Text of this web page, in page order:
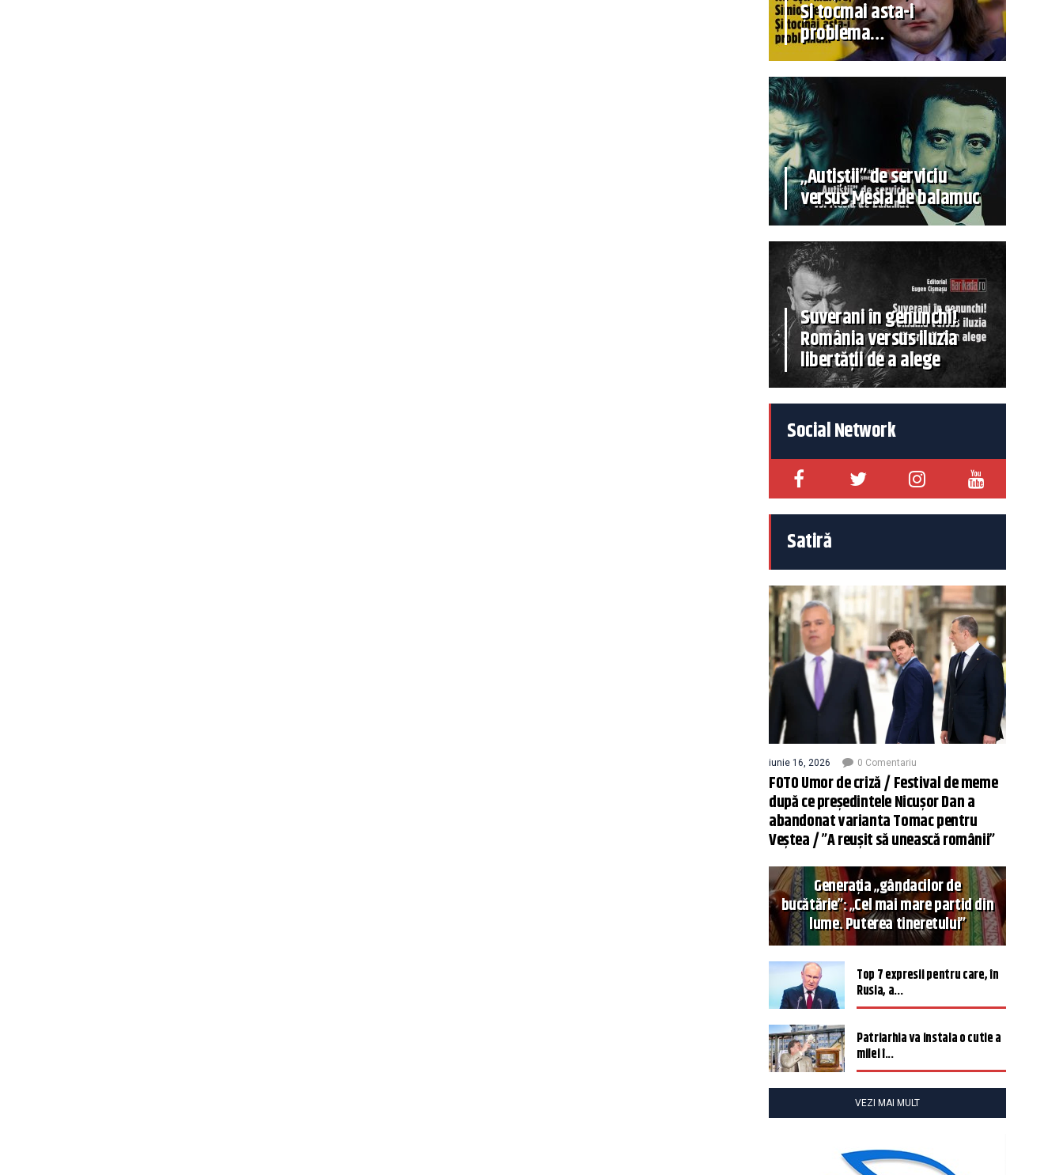
Și tocmai asta-i
problema…
„Autiștii” de serviciu
versus Mesia de balamuc
Suverani în genunchi!
România versus iluzia
libertății de a alege
Social Network
Satiră
iunie 16, 2026 0 Comentariu
FOTO Umor de criză / Festival de meme
după ce președintele Nicușor Dan a
abandonat varianta Tomac pentru
Veștea / ”A reușit să unească românii”
Generația „gândacilor de
bucătărie”: „Cel mai mare partid din
lume. Puterea tineretului”
Top 7 expresii pentru care, în
Rusia, a...
Patriarhia va instala o cutie a
milei î...
VEZI MAI MULT